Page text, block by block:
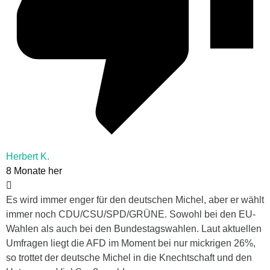
Herbert K.
8 Monate her
Es wird immer enger für den deutschen Michel, aber er wählt
immer noch CDU/CSU/SPD/GRÜNE. Sowohl bei den EU-
Wahlen als auch bei den Bundestagswahlen. Laut aktuellen
Umfragen liegt die AFD im Moment bei nur mickrigen 26%,
so trottet der deutsche Michel in die Knechtschaft und den